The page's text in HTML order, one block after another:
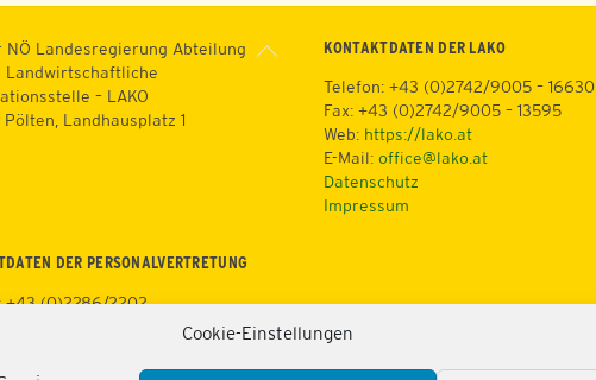
Cookie-Einstellungen
Back
NÖ Landesregierung Abteilung
Landwirtschaftliche
– LAKO
Pölten, Landhausplatz 1
KONTAKTDATEN DER LAKO
Telefon: +43 (0)2742/9005 – 16630
Fax: +43 (0)2742/9005 – 13595
Web: https://lako.at
E-Mail: office@lako.at
Datenschutz
Impressum
DER PERSONALVERTRETUNG
+43 (0)2286/2202
lako.at/lako-